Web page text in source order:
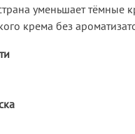
уменьшает тёмные
крема без